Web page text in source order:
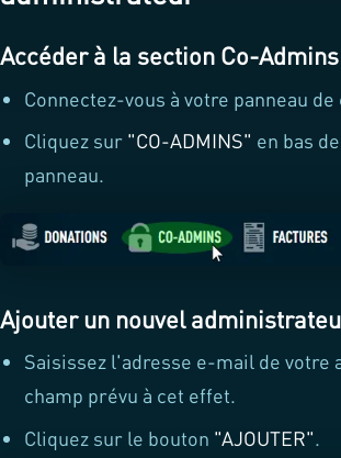
Accéder à la section Co-Admins
Connectez-vous à votre panneau
Cliquez sur "CO-ADMINS" en bas
panneau.
Ajouter un nouvel
Saisissez l'adresse e-mail de votre
champ prévu à cet effet.
Cliquez sur le bouton "AJOUTER".